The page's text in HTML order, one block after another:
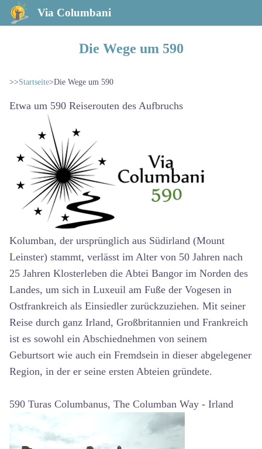
Via Columbani
Die Wege um 590
>>Startseite>Die Wege um 590
Etwa um 590 Reiserouten des Aufbruchs
Kolumban, der ursprünglich aus Südirland (Mount
Leinster) stammt, verlässt im Alter von 50 Jahren nach
25 Jahren Klosterleben die Abtei Bangor im Norden des
Landes, um sich in Luxeuil am Fuße der Vogesen in
Ostfrankreich als Einsiedler zurückzuziehen. Mit seiner
Reise durch ganz Irland, Großbritannien und Frankreich
ist es sowohl ein Abschiednehmen von seinem
Geburtsort wie auch ein Fremdsein in dieser abgelegener
Region, in der er seine ersten Abteien gründete.
590 Turas Columbanus, The Columban Way - Irland